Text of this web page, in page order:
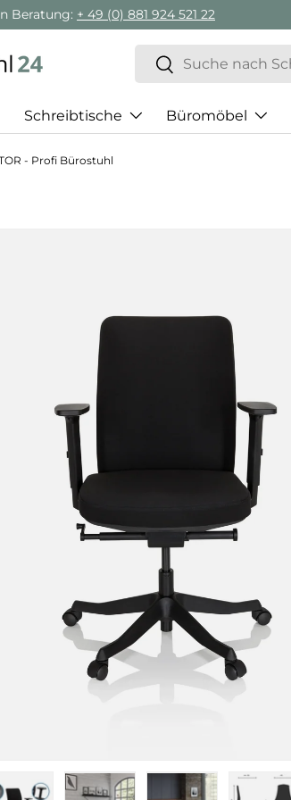
Beratung: + 49 (0) 881 924 521 22
Suchen
Suchen
Schreibtische Büromöbel
- Profi Bürostuhl